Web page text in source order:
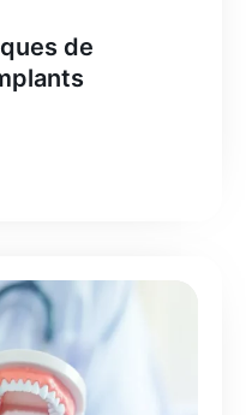
de